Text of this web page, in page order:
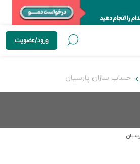
ورود/عضویت
حساب سازان پارسیان